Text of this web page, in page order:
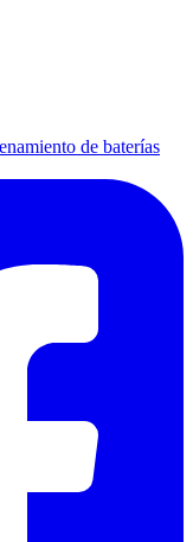
de baterías